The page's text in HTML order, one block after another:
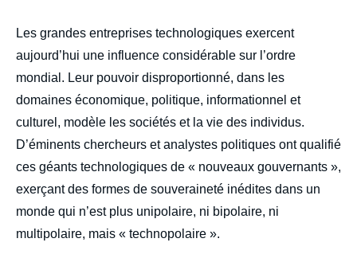
body
Les grandes entreprises technologiques exercent
aujourd’hui une influence considérable sur l’ordre
mondial. Leur pouvoir disproportionné, dans les
domaines économique, politique, informationnel et
culturel, modèle les sociétés et la vie des individus.
D’éminents chercheurs et analystes politiques ont qualifié
ces géants technologiques de « nouveaux gouvernants »,
exerçant des formes de souveraineté inédites dans un
monde qui n’est plus unipolaire, ni bipolaire, ni
multipolaire, mais « technopolaire ».